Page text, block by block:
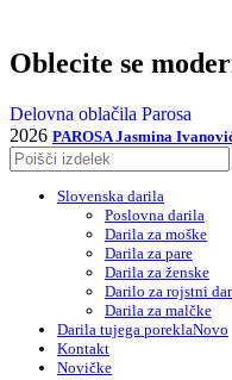
Oblecite se
Delovna oblačila Parosa
2026 PAROSA Jasmina
Slovenska darila
Poslovna darila
Darila za moške
Darila za pare
Darila za ženske
Darilo za rojstni
Darila za malčke
Darila tujega poreklaNovo
Kontakt
Novičke